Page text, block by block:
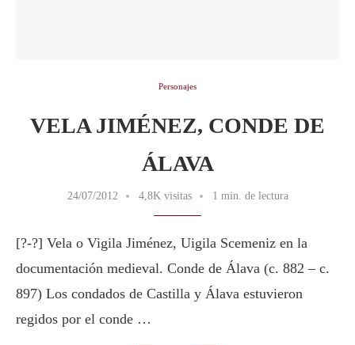
Personajes
VELA JIMÉNEZ, CONDE DE
ÁLAVA
24/07/2012 4,8K visitas 1 min. de lectura
[?-?] Vela o Vigila Jiménez, Uigila Scemeniz en la
documentación medieval. Conde de Álava (c. 882 – c.
897) Los condados de Castilla y Álava estuvieron
regidos por el conde …